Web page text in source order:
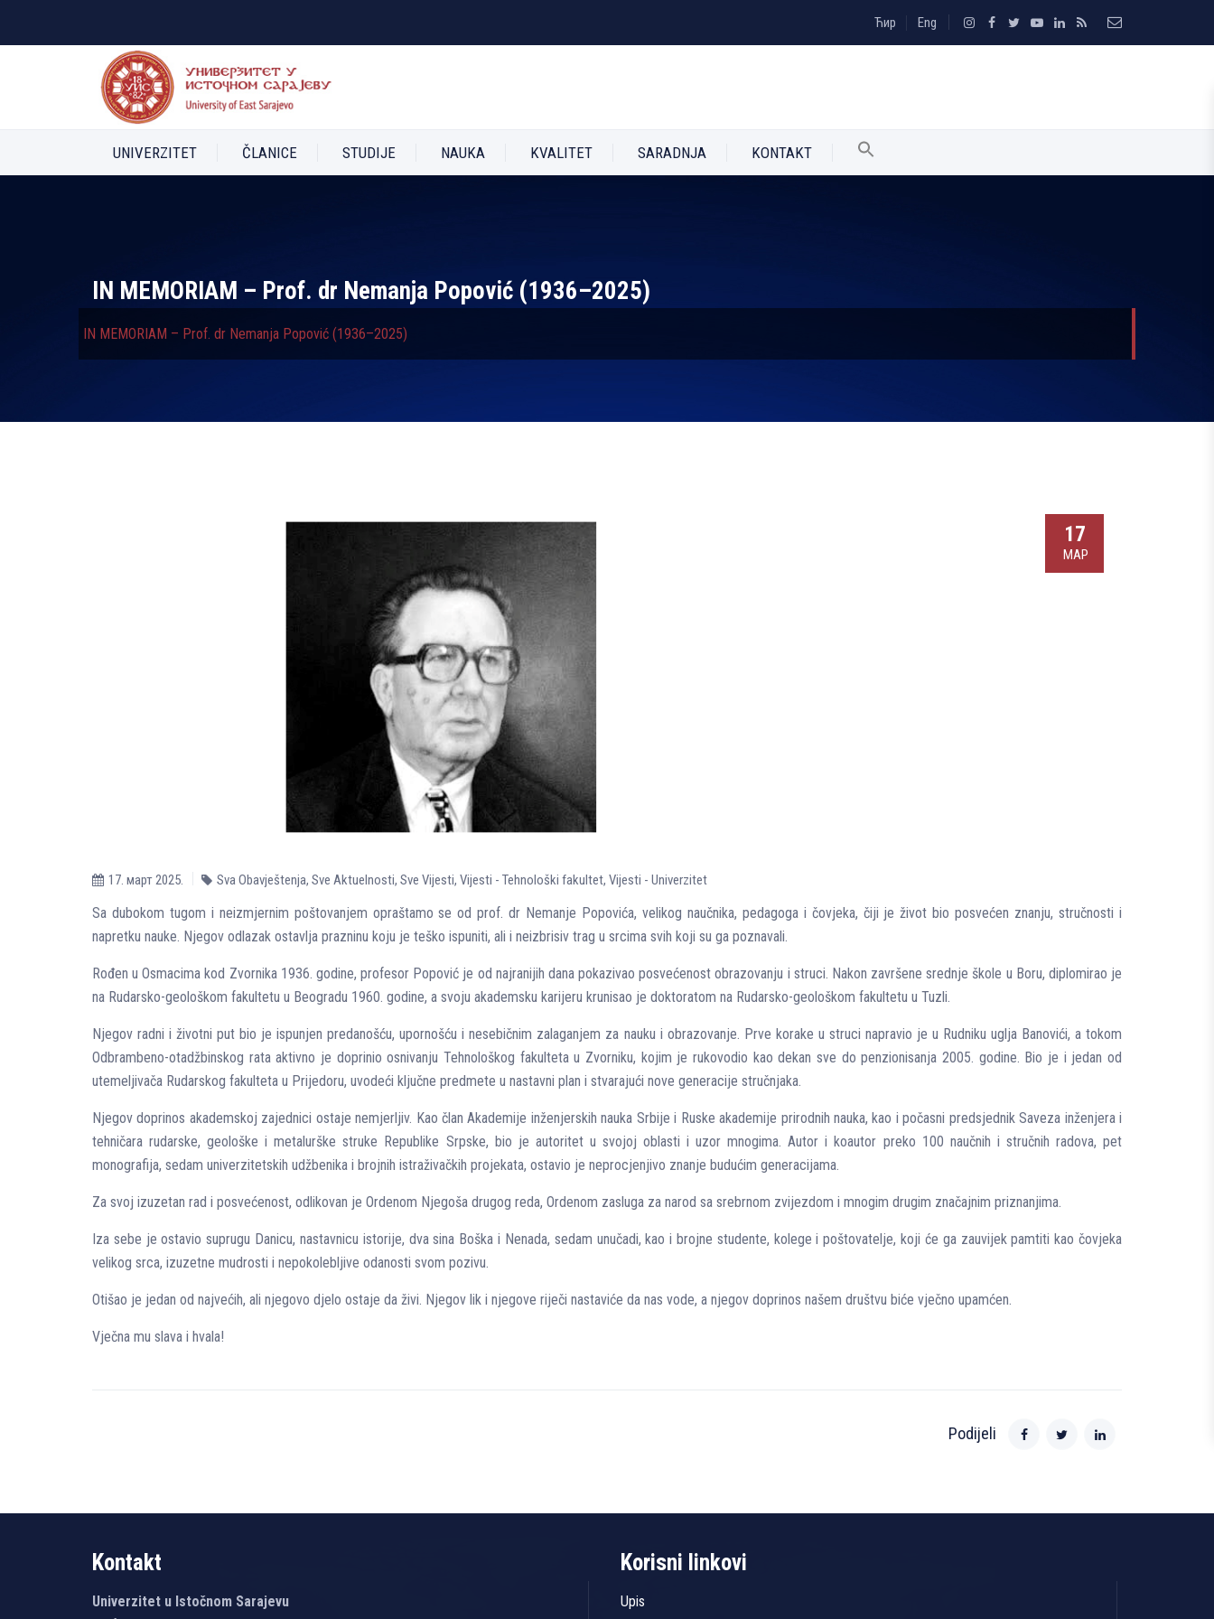
Ћир Eng
UNIVERZITET ČLANICE STUDIJE NAUKA KVALITET SARADNJA KONTAKT
IN MEMORIAM – Prof. dr Nemanja Popović (1936–2025)
IN MEMORIAM – Prof. dr Nemanja Popović (1936–2025)
17
МАР
17. март 2025. Sva Obavještenja, Sve Aktuelnosti, Sve Vijesti, Vijesti - Tehnološki fakultet, Vijesti - Univerzitet
Sa dubokom tugom i neizmjernim poštovanjem opraštamo se od prof. dr Nemanje Popovića, velikog naučnika, pedagoga i čovjeka, čiji je život bio posvećen znanju, stručnosti i
napretku nauke. Njegov odlazak ostavlja prazninu koju je teško ispuniti, ali i neizbrisiv trag u srcima svih koji su ga poznavali.
Rođen u Osmacima kod Zvornika 1936. godine, profesor Popović je od najranijih dana pokazivao posvećenost obrazovanju i struci. Nakon završene srednje škole u Boru, diplomirao je
na Rudarsko-geološkom fakultetu u Beogradu 1960. godine, a svoju akademsku karijeru krunisao je doktoratom na Rudarsko-geološkom fakultetu u Tuzli.
Njegov radni i životni put bio je ispunjen predanošću, upornošću i nesebičnim zalaganjem za nauku i obrazovanje. Prve korake u struci napravio je u Rudniku uglja Banovići, a tokom
Odbrambeno-otadžbinskog rata aktivno je doprinio osnivanju Tehnološkog fakulteta u Zvorniku, kojim je rukovodio kao dekan sve do penzionisanja 2005. godine. Bio je i jedan od
utemeljivača Rudarskog fakulteta u Prijedoru, uvodeći ključne predmete u nastavni plan i stvarajući nove generacije stručnjaka.
Njegov doprinos akademskoj zajednici ostaje nemjerljiv. Kao član Akademije inženjerskih nauka Srbije i Ruske akademije prirodnih nauka, kao i počasni predsjednik Saveza inženjera i
tehničara rudarske, geološke i metalurške struke Republike Srpske, bio je autoritet u svojoj oblasti i uzor mnogima. Autor i koautor preko 100 naučnih i stručnih radova, pet
monografija, sedam univerzitetskih udžbenika i brojnih istraživačkih projekata, ostavio je neprocjenjivo znanje budućim generacijama.
Za svoj izuzetan rad i posvećenost, odlikovan je Ordenom Njegoša drugog reda, Ordenom zasluga za narod sa srebrnom zvijezdom i mnogim drugim značajnim priznanjima.
Iza sebe je ostavio suprugu Danicu, nastavnicu istorije, dva sina Boška i Nenada, sedam unučadi, kao i brojne studente, kolege i poštovatelje, koji će ga zauvijek pamtiti kao čovjeka
velikog srca, izuzetne mudrosti i nepokolebljive odanosti svom pozivu.
Otišao je jedan od najvećih, ali njegovo djelo ostaje da živi. Njegov lik i njegove riječi nastaviće da nas vode, a njegov doprinos našem društvu biće vječno upamćen.
Vječna mu slava i hvala!
Podijeli
Kontakt
Univerzitet u Istočnom Sarajevu
Korisni linkovi
Upis